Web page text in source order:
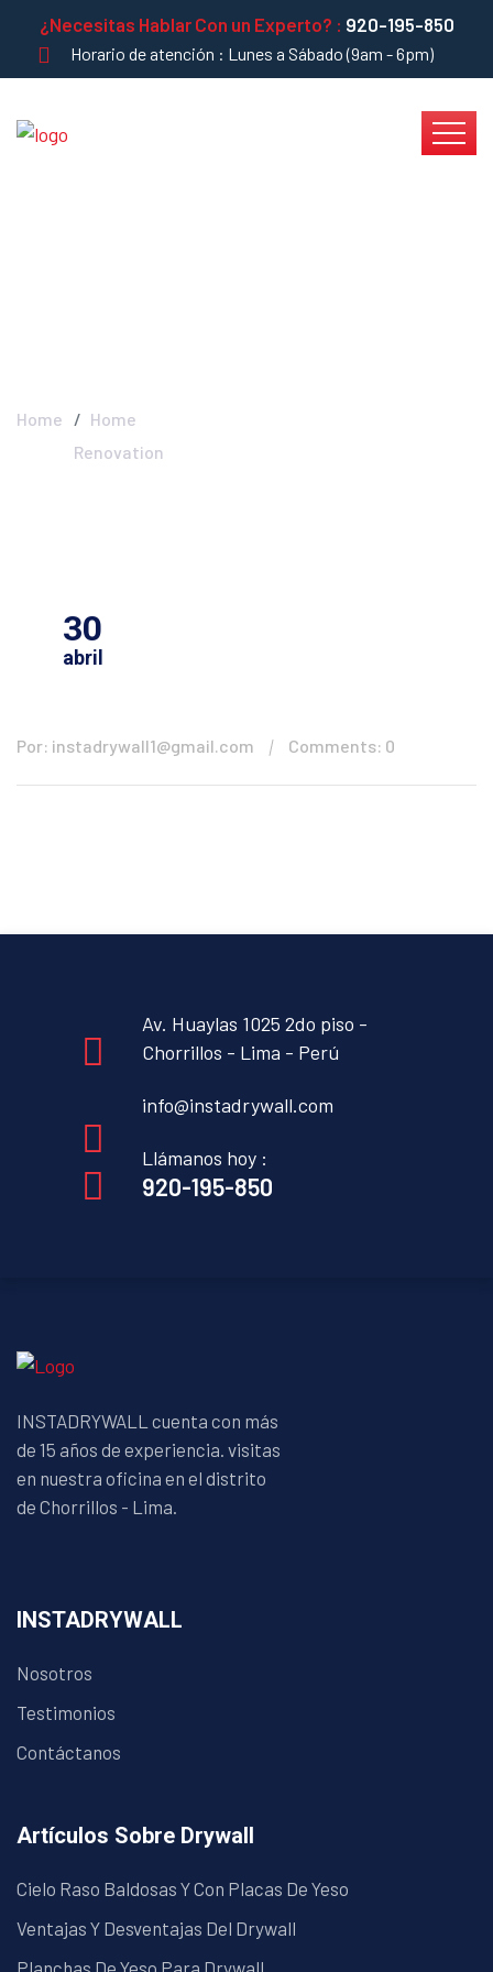
¿Necesitas Hablar Con un Experto? : 920-195-850
Horario de atención : Lunes a Sábado (9am - 6pm)
Home
Home
Renovation
30
abril
Por: instadrywall1@gmail.com Comments: 0
Av. Huaylas 1025 2do piso -
Chorrillos - Lima - Perú
info@instadrywall.com
Llámanos hoy :
920-195-850
INSTADRYWALL cuenta con más
de 15 años de experiencia. visitas
en nuestra oficina en el distrito
de Chorrillos - Lima.
INSTADRYWALL
Nosotros
Testimonios
Contáctanos
Artículos Sobre Drywall
Cielo Raso Baldosas Y Con Placas De Yeso
Ventajas Y Desventajas Del Drywall